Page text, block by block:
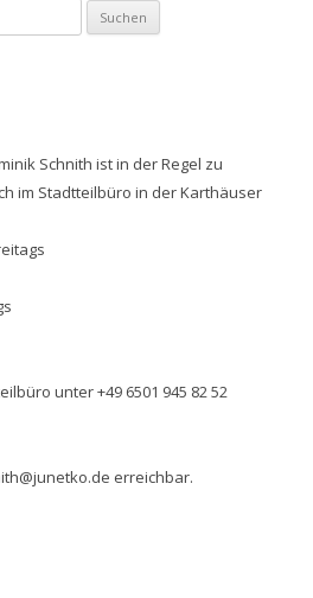
Schnith ist in der Regel zu
im Stadtteilbüro in der Karthäuser
unter +49 6501 945 82 52
erreichbar.